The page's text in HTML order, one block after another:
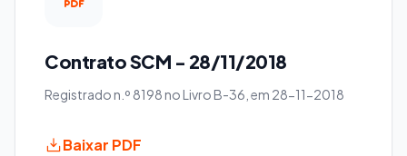
Contrato SCM - 28/11/2018
Registrado n.º 8198 no Livro B-36, em 28-11-2018
Baixar PDF